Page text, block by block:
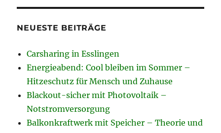
NEUESTE BEITRÄGE
Carsharing in Esslingen
Energieabend: Cool bleiben im Sommer –
Hitzeschutz für Mensch und Zuhause
Blackout-sicher mit Photovoltaik –
Notstromversorgung
Balkonkraftwerk mit Speicher – Theorie und